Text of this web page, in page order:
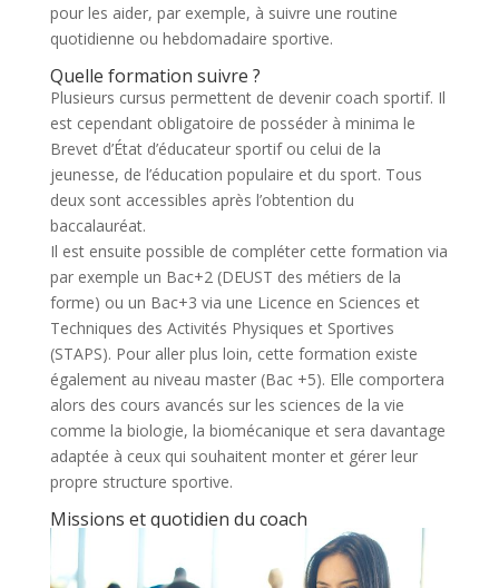
pour les aider, par exemple, à suivre une routine
quotidienne ou hebdomadaire sportive.
Quelle formation suivre ?
Plusieurs cursus permettent de devenir coach sportif. Il
est cependant obligatoire de posséder à minima le
Brevet d’État d’éducateur sportif ou celui de la
jeunesse, de l’éducation populaire et du sport. Tous
deux sont accessibles après l’obtention du
baccalauréat.
Il est ensuite possible de compléter cette formation via
par exemple un Bac+2 (DEUST des métiers de la
forme) ou un Bac+3 via une Licence en Sciences et
Techniques des Activités Physiques et Sportives
(STAPS). Pour aller plus loin, cette formation existe
également au niveau master (Bac +5). Elle comportera
alors des cours avancés sur les sciences de la vie
comme la biologie, la biomécanique et sera davantage
adaptée à ceux qui souhaitent monter et gérer leur
propre structure sportive.
Missions et quotidien du coach